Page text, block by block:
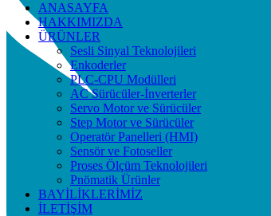
ANASAYFA
HAKKIMIZDA
ÜRÜNLER
Sesli Sinyal Teknolojileri
Enkoderler
PLC-CPU Modülleri
AC Sürücüler-İnverterler
Servo Motor ve Sürücüler
Step Motor ve Sürücüler
Operatör Panelleri (HMI)
Sensör ve Fotoseller
Proses Ölçüm Teknolojileri
Pnömatik Ürünler
BAYİLİKLERİMİZ
İLETİŞİM